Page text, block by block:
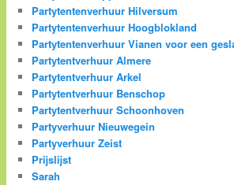
Partytentenverhuur Hilversum
Partytentenverhuur Hoogblokland
Partytentenverhuur Vianen voor een
Partytentverhuur Almere
Partytentverhuur Arkel
Partytentverhuur Benschop
Partytentverhuur Schoonhoven
Partyverhuur Nieuwegein
Partyverhuur Zeist
Prijslijst
Sarah